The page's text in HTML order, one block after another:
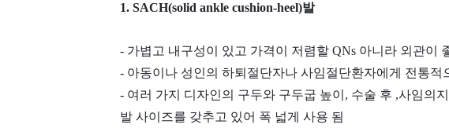
1. SACH(solid ankle cushion-heel)발
- 가볍고 내구성이 있고 가격이 저렴할 QNs 아니라 외관이
- 아동이나 성인의 하퇴절단자나 사임절단환자에게 전통적
- 여러 가지 디자인의 구두와 구두굽 높이, 수술 후 ,사임의
발 사이즈를 갖추고 있어 폭 넓게 사용 됨